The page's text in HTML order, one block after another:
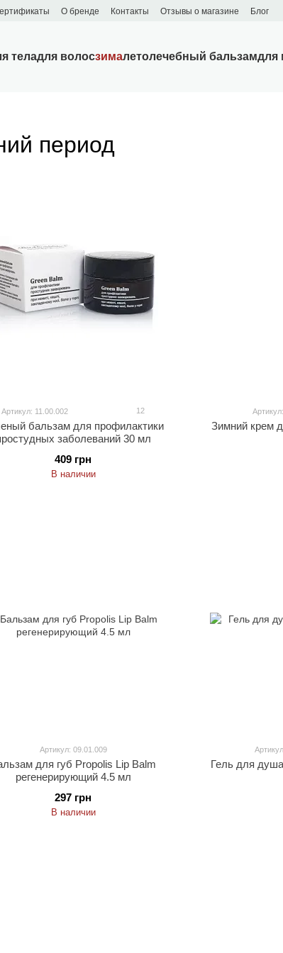
О бренде Контакты Отзывы о магазине Блог
теладля волосзималетолечебный бальзамдля
период
Артикул: 11.00.002 12
бальзам для профилактики
заболеваний 30 мл
409 грн
В наличии
Зимний крем
Артикул: 09.01.009
для губ Propolis Lip Balm
регенерирующий 4.5 мл
297 грн
В наличии
Гель для